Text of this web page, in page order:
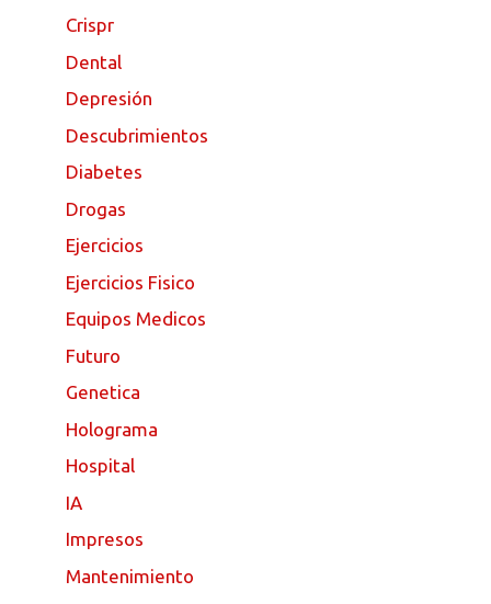
Crispr
Dental
Depresión
Descubrimientos
Diabetes
Drogas
Ejercicios
Ejercicios Fisico
Equipos Medicos
Futuro
Genetica
Holograma
Hospital
IA
Impresos
Mantenimiento